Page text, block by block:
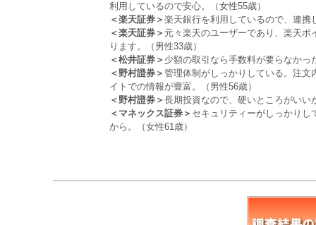
利用しているので安心。（女性55歳）
＜楽天証券＞ 楽天銀行を利用しているので、連携
＜楽天証券＞ 元々楽天のユーザーであり、楽天
ります。（男性33歳）
＜松井証券＞ 少額の取引なら手数料が要らなか
＜野村證券＞ 管理体制がしっかりしている。注
イトでの情報が豊富。（男性56歳）
＜野村證券＞ 長期投資なので、硬いところがいい
＜マネックス証券＞ セキュリティーがしっかりし
から。（女性61歳）